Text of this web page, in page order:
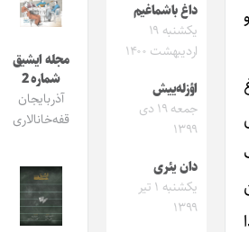
داغ باشماغیم
یکشنبه ۱۹
اردیبهشت ۱۴۰۰
اؤزله‌ییش
جمعه ۱۹ دی
۱۳۹۹
دان یئری
یکشنبه ۱ تیر
۱۳۹۹
مجله ایشیق
شماره 2
آذربایجان
قفه‌خانالاری